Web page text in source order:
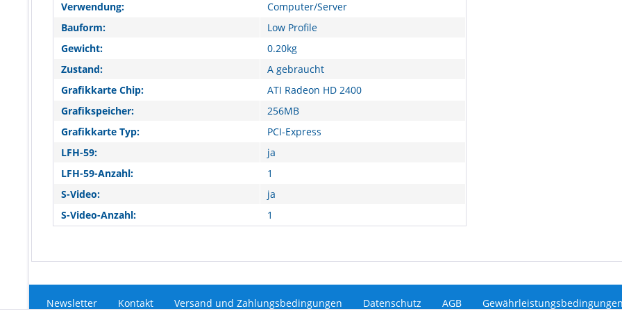
Verwendung:
Computer/Server
Bauform:
Low Profile
Gewicht:
0.20kg
Zustand:
A gebraucht
Grafikkarte Chip:
ATI Radeon HD 2400
Grafikspeicher:
256MB
Grafikkarte Typ:
PCI-Express
LFH-59:
ja
LFH-59-Anzahl:
1
S-Video:
ja
S-Video-Anzahl:
1
Newsletter Kontakt Versand und Zahlungsbedingungen Datenschutz AGB Gewährleistungsbedingungen